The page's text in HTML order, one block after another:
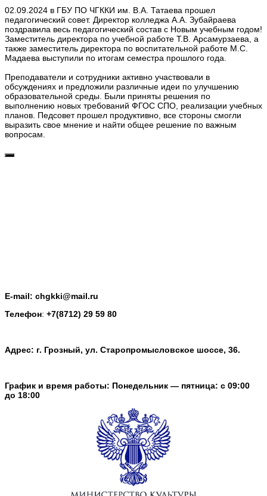
02.09.2024 в ГБУ ПО ЧГККИ им. В.А. Татаева прошел
педагогический совет. Директор колледжа А.А. Зубайраева
поздравила весь педагогический состав с Новым учебным годом!
Заместитель директора по учебной работе Т.В. Арсамурзаева, а
также заместитель директора по воспитательной работе М.С.
Мадаева выступили по итогам семестра прошлого года.
Преподаватели и сотрудники активно участвовали в
обсуждениях и предложили различные идеи по улучшению
образовательной среды. Были приняты решения по
выполнению новых требований ФГОС СПО, реализации учебных
планов. Педсовет прошел продуктивно, все стороны смогли
выразить свое мнение и найти общее решение по важным
вопросам.
E-mail: chgkki@mail.ru
Телефон: +7(8712) 29 59 80
Адрес: г. Грозный, ул. Старопромысловское шоссе, 36.
График и время работы: Понедельник — пятница: с 09:00
до 18:00